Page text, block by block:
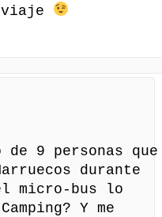
viaje
de 9 personas que
durante
micro-bus lo
Y me